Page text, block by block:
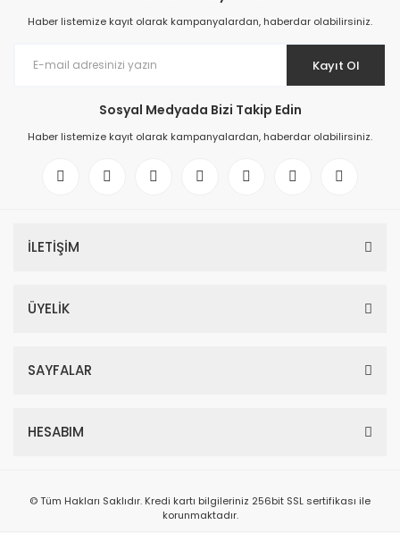
Haber listemize kayıt olarak kampanyalardan, haberdar olabilirsiniz.
Kayıt Ol
Sosyal Medyada Bizi Takip Edin
Haber listemize kayıt olarak kampanyalardan, haberdar olabilirsiniz.
İLETİŞİM
ÜYELİK
SAYFALAR
HESABIM
© Tüm Hakları Saklıdır. Kredi kartı bilgileriniz 256bit SSL sertifikası ile
korunmaktadır.